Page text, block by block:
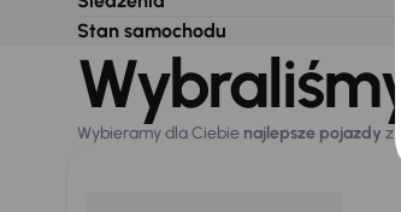
Stan samochodu
Wybieramy dla Ciebie najlepsze pojazdy z